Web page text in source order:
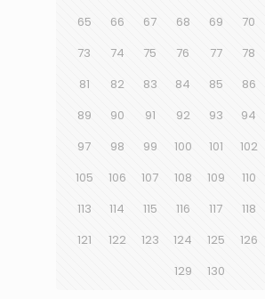
65
66 67 68 69 70
73
74 75 76 77 78
81
82 83 84 85 86
89
90 91 92 93 94
97
98 99 100 101 102
105
106 107 108 109 110
113
114 115 116 117 118
121
122 123 124 125 126
129
130